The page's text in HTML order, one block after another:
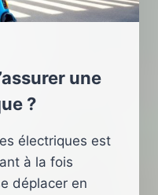
une
?
électriques est
à la fois
déplacer en